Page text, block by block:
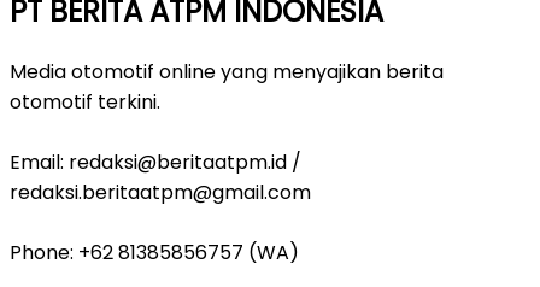
PT BERITA ATPM INDONESIA
Media otomotif online yang menyajikan berita
otomotif terkini.
Email: redaksi@beritaatpm.id /
redaksi.beritaatpm@gmail.com
Phone: +62 81385856757 (WA)